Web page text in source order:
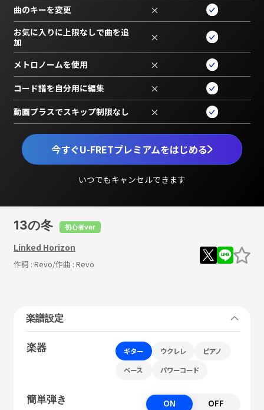
今すぐU-FRETプレミアムをはじめる
いつでもキャンセルできます
曲のキーを変更 ×
お気に入りに上限なしで曲を追
加
×
メトロノームを使用 ×
コード譜を自分用に編集 ×
動画プラスでスキップ制限なし ×
13の冬 初心者ver
Linked Horizon
作詞 : Revo/作曲 : Revo
楽譜設定
楽器 ギター ウクレレ ピアノ
ベース パワーコード
簡単弾き ON OFF